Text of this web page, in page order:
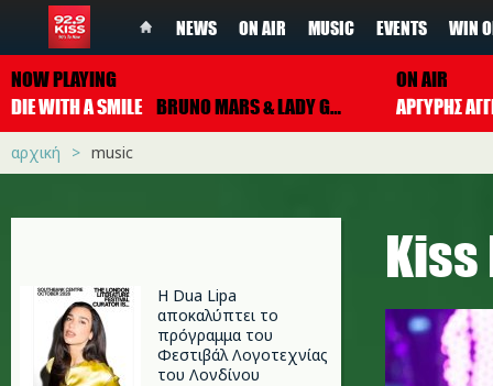
NEWS ON AIR MUSIC EVENTS WIN
NOW PLAYING
DIE WITH A SMILE BRUNO MARS & LADY GAGA
ON AIR
ΑΡΓΥΡΗΣ
αρχική music
Η Dua Lipa
αποκαλύπτει το
πρόγραμμα του
Φεστιβάλ Λογοτεχνίας
του Λονδίνου
Κiss